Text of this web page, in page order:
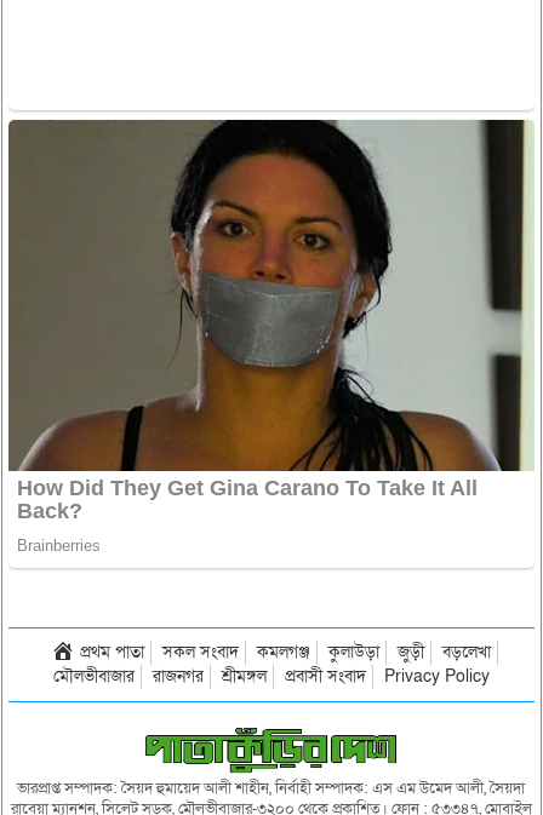
প্রথম পাতা সকল সংবাদ কমলগঞ্জ কুলাউড়া জুড়ী
বড়লেখা
মৌলভীবাজার
রাজনগর শ্রীমঙ্গল প্রবাসী সংবাদ Privacy Policy
ভারপ্রাপ্ত সম্পাদক: সৈয়দ হুমায়েদ আলী শাহীন, নির্বাহী সম্পাদক: এস এম উমেদ আলী, সৈয়দা
রাবেয়া ম্যানশন, সিলেট সড়ক, মৌলভীবাজার-৩২০০ থেকে প্রকাশিত। ফোন : ৫৩৩৪৭, মোবাইল